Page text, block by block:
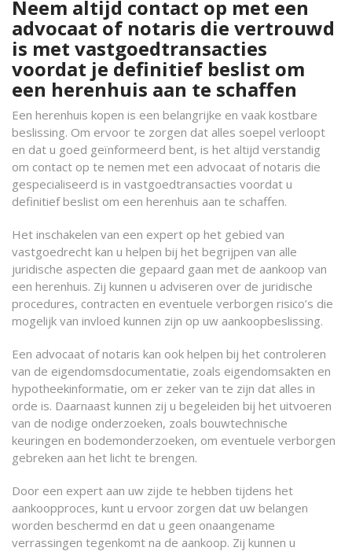
Neem altijd contact op met een
advocaat of notaris die vertrouwd
is met vastgoedtransacties
voordat je definitief beslist om
een ​​herenhuis aan te schaffen
Een herenhuis kopen is een belangrijke en vaak kostbare
beslissing. Om ervoor te zorgen dat alles soepel verloopt
en dat u goed geïnformeerd bent, is het altijd verstandig
om contact op te nemen met een advocaat of notaris die
gespecialiseerd is in vastgoedtransacties voordat u
definitief beslist om een herenhuis aan te schaffen.
Het inschakelen van een expert op het gebied van
vastgoedrecht kan u helpen bij het begrijpen van alle
juridische aspecten die gepaard gaan met de aankoop van
een herenhuis. Zij kunnen u adviseren over de juridische
procedures, contracten en eventuele verborgen risico’s die
mogelijk van invloed kunnen zijn op uw aankoopbeslissing.
Een advocaat of notaris kan ook helpen bij het controleren
van de eigendomsdocumentatie, zoals eigendomsakten en
hypotheekinformatie, om er zeker van te zijn dat alles in
orde is. Daarnaast kunnen zij u begeleiden bij het uitvoeren
van de nodige onderzoeken, zoals bouwtechnische
keuringen en bodemonderzoeken, om eventuele verborgen
gebreken aan het licht te brengen.
Door een expert aan uw zijde te hebben tijdens het
aankoopproces, kunt u ervoor zorgen dat uw belangen
worden beschermd en dat u geen onaangename
verrassingen tegenkomt na de aankoop. Zij kunnen u